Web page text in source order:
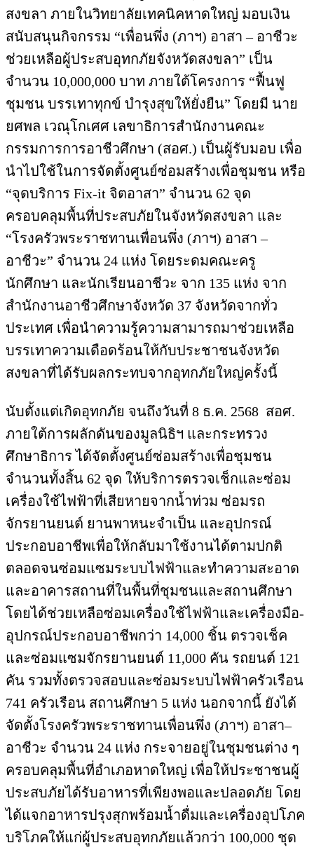
สงขลา ภายในวิทยาลัยเทคนิคหาดใหญ่ มอบเงิน
สนับสนุนกิจกรรม “เพื่อนพึ่ง (ภาฯ) อาสา – อาชีวะ
ช่วยเหลือผู้ประสบอุทกภัยจังหวัดสงขลา” เป็น
จำนวน 10,000,000 บาท ภายใต้โครงการ “ฟื้นฟู
ชุมชน บรรเทาทุกข์ บำรุงสุขให้ยั่งยืน” โดยมี นาย
ยศพล เวณุโกเศศ เลขาธิการสำนักงานคณะ
กรรมการการอาชีวศึกษา (สอศ.) เป็นผู้รับมอบ เพื่อ
นำไปใช้ในการจัดตั้งศูนย์ซ่อมสร้างเพื่อชุมชน หรือ
“จุดบริการ Fix-it จิตอาสา” จำนวน 62 จุด
ครอบคลุมพื้นที่ประสบภัยในจังหวัดสงขลา และ
“โรงครัวพระราชทานเพื่อนพึ่ง (ภาฯ) อาสา –
อาชีวะ” จำนวน 24 แห่ง โดยระดมคณะครู
นักศึกษา และนักเรียนอาชีวะ จาก 135 แห่ง จาก
สำนักงานอาชีวศึกษาจังหวัด 37 จังหวัดจากทั่ว
ประเทศ เพื่อนำความรู้ความสามารถมาช่วยเหลือ
บรรเทาความเดือดร้อนให้กับประชาชนจังหวัด
สงขลาที่ได้รับผลกระทบจากอุทกภัยใหญ่ครั้งนี้
นับตั้งแต่เกิดอุทกภัย จนถึงวันที่ 8 ธ.ค. 2568 สอศ.
ภายใต้การผลักดันของมูลนิธิฯ และกระทรวง
ศึกษาธิการ ได้จัดตั้งศูนย์ซ่อมสร้างเพื่อชุมชน
จำนวนทั้งสิ้น 62 จุด ให้บริการตรวจเช็กและซ่อม
เครื่องใช้ไฟฟ้าที่เสียหายจากน้ำท่วม ซ่อมรถ
จักรยานยนต์ ยานพาหนะจำเป็น และอุปกรณ์
ประกอบอาชีพเพื่อให้กลับมาใช้งานได้ตามปกติ
ตลอดจนซ่อมแซมระบบไฟฟ้าและทำความสะอาด
และอาคารสถานที่ในพื้นที่ชุมชนและสถานศึกษา
โดยได้ช่วยเหลือซ่อมเครื่องใช้ไฟฟ้าและเครื่องมือ-
อุปกรณ์ประกอบอาชีพกว่า 14,000 ชิ้น ตรวจเช็ค
และซ่อมแซมจักรยานยนต์ 11,000 คัน รถยนต์ 121
คัน รวมทั้งตรวจสอบและซ่อมระบบไฟฟ้าครัวเรือน
741 ครัวเรือน สถานศึกษา 5 แห่ง นอกจากนี้ ยังได้
จัดตั้งโรงครัวพระราชทานเพื่อนพึ่ง (ภาฯ) อาสา–
อาชีวะ จำนวน 24 แห่ง กระจายอยู่ในชุมชนต่าง ๆ
ครอบคลุมพื้นที่อำเภอหาดใหญ่ เพื่อให้ประชาชนผู้
ประสบภัยได้รับอาหารที่เพียงพอและปลอดภัย โดย
ได้แจกอาหารปรุงสุกพร้อมน้ำดื่มและเครื่องอุปโภค
บริโภคให้แก่ผู้ประสบอุทกภัยแล้วกว่า 100,000 ชุด